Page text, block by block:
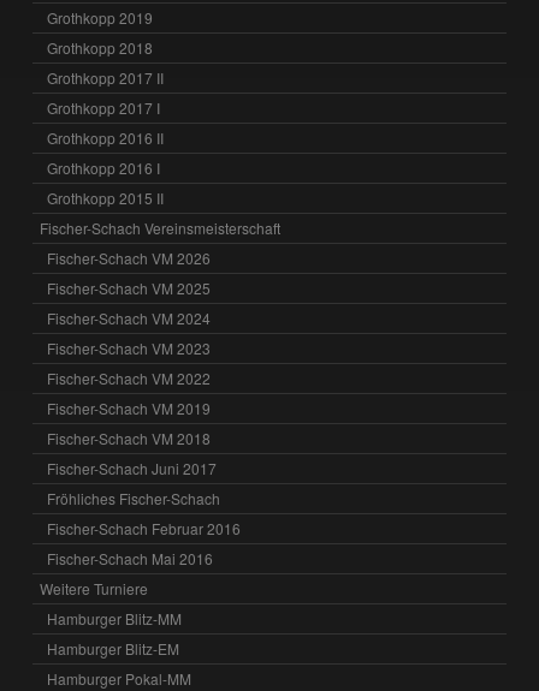
Grothkopp 2019
Grothkopp 2018
Grothkopp 2017 II
Grothkopp 2017 I
Grothkopp 2016 II
Grothkopp 2016 I
Grothkopp 2015 II
Fischer-Schach Vereinsmeisterschaft
Fischer-Schach VM 2026
Fischer-Schach VM 2025
Fischer-Schach VM 2024
Fischer-Schach VM 2023
Fischer-Schach VM 2022
Fischer-Schach VM 2019
Fischer-Schach VM 2018
Fischer-Schach Juni 2017
Fröhliches Fischer-Schach
Fischer-Schach Februar 2016
Fischer-Schach Mai 2016
Weitere Turniere
Hamburger Blitz-MM
Hamburger Blitz-EM
Hamburger Pokal-MM